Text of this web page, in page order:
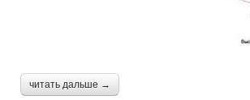
читать дальше →